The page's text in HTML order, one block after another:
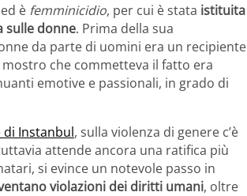
è femminicidio, per cui è stata istituita
sulle donne. Prima della sua
da parte di uomini era un recipiente
che commetteva il fatto era
emotive e passionali, in grado di
di Instanbul, sulla violenza di genere c’è
attende ancora una ratifica più
si evince un notevole passo in
violazioni dei diritti umani, oltre